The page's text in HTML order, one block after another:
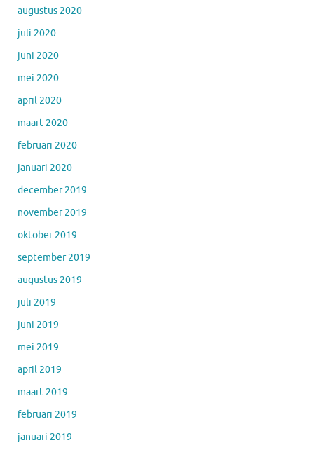
augustus 2020
juli 2020
juni 2020
mei 2020
april 2020
maart 2020
februari 2020
januari 2020
december 2019
november 2019
oktober 2019
september 2019
augustus 2019
juli 2019
juni 2019
mei 2019
april 2019
maart 2019
februari 2019
januari 2019